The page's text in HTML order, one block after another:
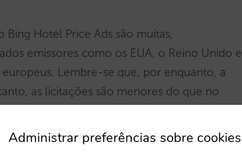
Bing Hotel Price Ads são muitas,
emissores como os EUA, o Reino Unido e
Lembre-se que, por enquanto, a
as licitações são menores do que no
tudo o que precisa saber sobre esta nova
Administrar preferências sobre cookies